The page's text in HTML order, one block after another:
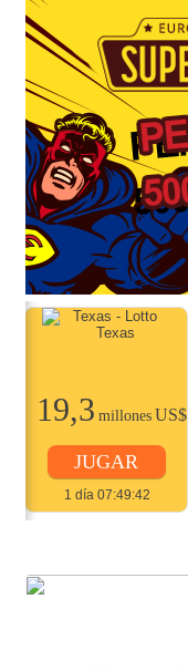
19,3 millones US$
JUGAR
1 día 07:49:42